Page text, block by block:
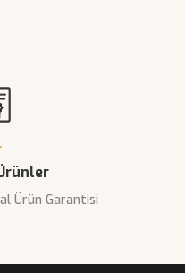
Ürün Garantisi